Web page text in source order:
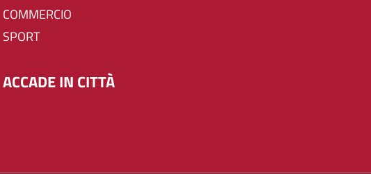
COMMERCIO
SPORT
ACCADE IN CITTÀ